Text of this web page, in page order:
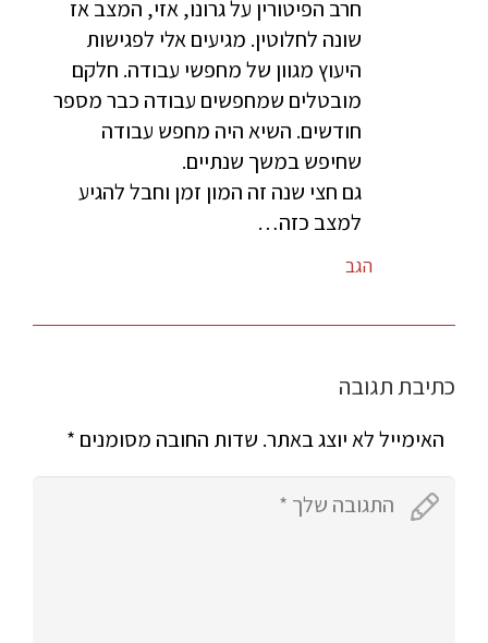
חרב הפיטורין על גרונו, אזי, המצב אז
שונה לחלוטין. מגיעים אלי לפגישות
היעוץ מגוון של מחפשי עבודה. חלקם
מובטלים שמחפשים עבודה כבר מספר
חודשים. השיא היה מחפש עבודה
שחיפש במשך שנתיים.
גם חצי שנה זה המון זמן וחבל להגיע
למצב כזה…
הגב
כתיבת תגובה
האימייל לא יוצג באתר. שדות החובה מסומנים *